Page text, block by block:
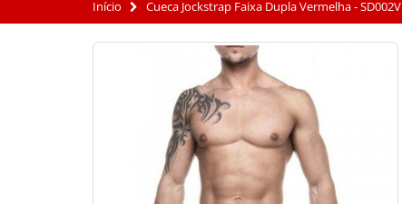
Início Cueca Jockstrap Faixa Dupla Vermelha - SD002V